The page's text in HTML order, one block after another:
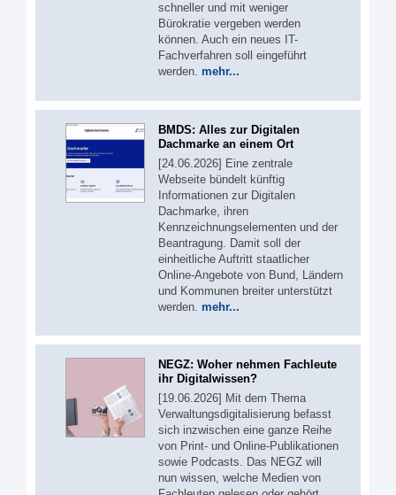
schneller und mit weniger
Bürokratie vergeben werden
können. Auch ein neues IT-
Fachverfahren soll eingeführt
werden. mehr...
BMDS: Alles zur Digitalen
Dachmarke an einem Ort
[24.06.2026] Eine zentrale
Webseite bündelt künftig
Informationen zur Digitalen
Dachmarke, ihren
Kennzeichnungselementen und der
Beantragung. Damit soll der
einheitliche Auftritt staatlicher
Online-Angebote von Bund, Ländern
und Kommunen breiter unterstützt
werden. mehr...
NEGZ: Woher nehmen Fachleute
ihr Digitalwissen?
[19.06.2026] Mit dem Thema
Verwaltungsdigitalisierung befasst
sich inzwischen eine ganze Reihe
von Print- und Online-Publikationen
sowie Podcasts. Das NEGZ will
nun wissen, welche Medien von